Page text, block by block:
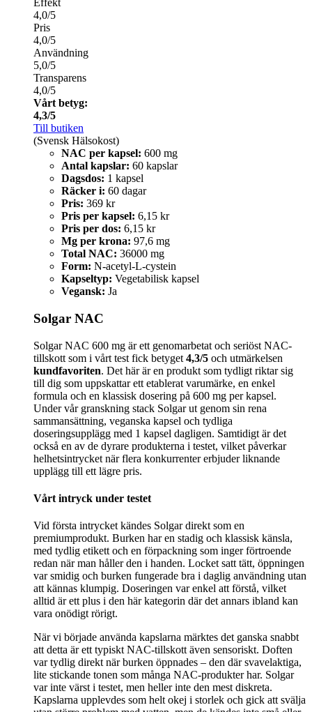
Effekt
4,0/5
Pris
4,0/5
Användning
5,0/5
Transparens
4,0/5
Vårt betyg:
4,3/5
Till butiken
(Svensk Hälsokost)
NAC per kapsel: 600 mg
Antal kapslar: 60 kapslar
Dagsdos: 1 kapsel
Räcker i: 60 dagar
Pris: 369 kr
Pris per kapsel: 6,15 kr
Pris per dos: 6,15 kr
Mg per krona: 97,6 mg
Total NAC: 36000 mg
Form: N-acetyl-L-cystein
Kapseltyp: Vegetabilisk kapsel
Vegansk: Ja
Solgar NAC
Solgar NAC 600 mg är ett genomarbetat och seriöst NAC-
tillskott som i vårt test fick betyget 4,3/5 och utmärkelsen
kundfavoriten. Det här är en produkt som tydligt riktar sig
till dig som uppskattar ett etablerat varumärke, en enkel
formula och en klassisk dosering på 600 mg per kapsel.
Under vår granskning stack Solgar ut genom sin rena
sammansättning, veganska kapsel och tydliga
doseringsupplägg med 1 kapsel dagligen. Samtidigt är det
också en av de dyrare produkterna i testet, vilket påverkar
helhetsintrycket när flera konkurrenter erbjuder liknande
upplägg till ett lägre pris.
Vårt intryck under testet
Vid första intrycket kändes Solgar direkt som en
premiumprodukt. Burken har en stadig och klassisk känsla,
med tydlig etikett och en förpackning som inger förtroende
redan när man håller den i handen. Locket satt tätt, öppningen
var smidig och burken fungerade bra i daglig användning utan
att kännas klumpig. Doseringen var enkel att förstå, vilket
alltid är ett plus i den här kategorin där det annars ibland kan
vara onödigt rörigt.
När vi började använda kapslarna märktes det ganska snabbt
att detta är ett typiskt NAC-tillskott även sensoriskt. Doften
var tydlig direkt när burken öppnades – den där svavelaktiga,
lite stickande tonen som många NAC-produkter har. Solgar
var inte värst i testet, men heller inte den mest diskreta.
Kapslarna upplevdes som helt okej i storlek och gick att svälja